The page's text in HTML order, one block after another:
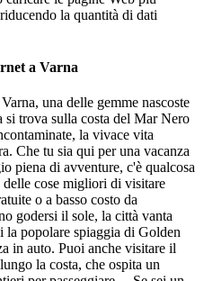
la quantità di dati
a Varna
una delle gemme nascoste
trova sulla costa del Mar Nero
la vivace vita
Che tu sia qui per una vacanza
piena di avventure, c'è qualcosa
cose migliori di visitare
o a basso costo da
godersi il sole, la città vanta
la popolare spiaggia di Golden
in auto. Puoi anche visitare il
la costa, che ospita un